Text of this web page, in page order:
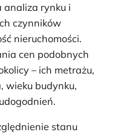
analiza rynku i
czynników
nieruchomości.
cen podobnych
– ich metrażu,
wieku budynku,
stanu